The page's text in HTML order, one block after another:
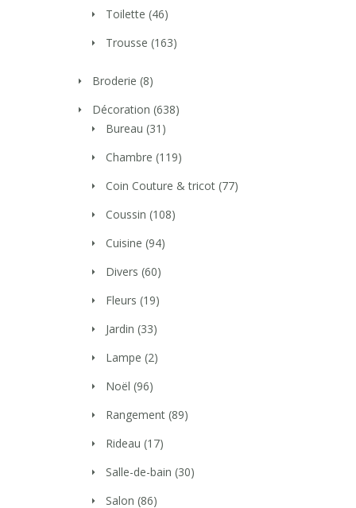
Toilette (46)
Trousse (163)
Broderie (8)
Décoration (638)
Bureau (31)
Chambre (119)
Coin Couture & tricot (77)
Coussin (108)
Cuisine (94)
Divers (60)
Fleurs (19)
Jardin (33)
Lampe (2)
Noël (96)
Rangement (89)
Rideau (17)
Salle-de-bain (30)
Salon (86)